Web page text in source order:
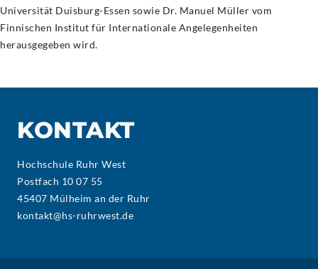
Universität Duisburg-Essen sowie Dr. Manuel Müller vom
Finnischen Institut für Internationale Angelegenheiten
herausgegeben wird.
KONTAKT
Hochschule Ruhr West
Postfach 10 07 55
45407 Mülheim an der Ruhr
kontakt@hs-ruhrwest.de